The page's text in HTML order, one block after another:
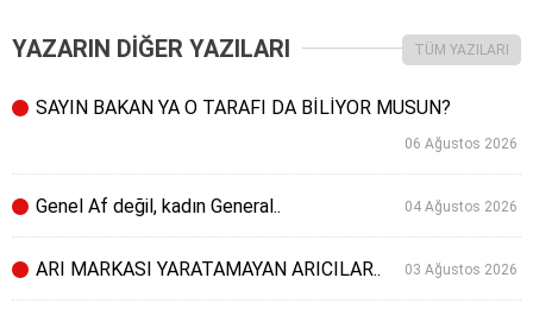
YAZARIN DİĞER YAZILARI TÜM YAZILARI
SAYIN BAKAN YA O TARAFI DA BİLİYOR MUSUN?
06 Ağustos 2026
Genel Af değil, kadın General.. 04 Ağustos 2026
ARI MARKASI YARATAMAYAN ARICILAR.. 03 Ağustos 2026